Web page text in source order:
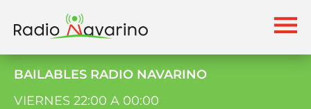
BAILABLES RADIO NAVARINO
VIERNES 22:00 A 00:00